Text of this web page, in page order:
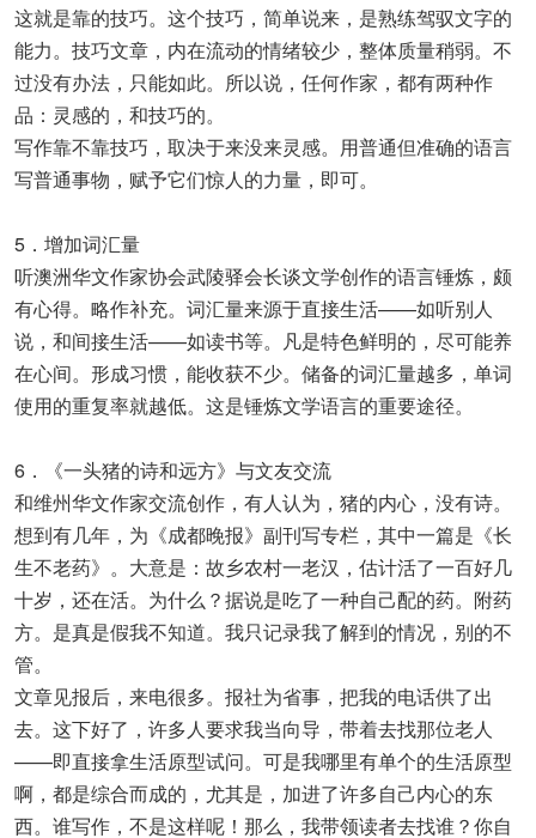
这就是靠的技巧。这个技巧，简单说来，是熟练驾驭文字的
能力。技巧文章，内在流动的情绪较少，整体质量稍弱。不
过没有办法，只能如此。所以说，任何作家，都有两种作
品：灵感的，和技巧的。
写作靠不靠技巧，取决于来没来灵感。用普通但准确的语言
写普通事物，赋予它们惊人的力量，即可。
5．增加词汇量
听澳洲华文作家协会武陵驿会长谈文学创作的语言锤炼，颇
有心得。略作补充。词汇量来源于直接生活——如听别人
说，和间接生活——如读书等。凡是特色鲜明的，尽可能养
在心间。形成习惯，能收获不少。储备的词汇量越多，单词
使用的重复率就越低。这是锤炼文学语言的重要途径。
6．《一头猪的诗和远方》与文友交流
和维州华文作家交流创作，有人认为，猪的内心，没有诗。
想到有几年，为《成都晚报》副刊写专栏，其中一篇是《长
生不老药》。大意是：故乡农村一老汉，估计活了一百好几
十岁，还在活。为什么？据说是吃了一种自己配的药。附药
方。是真是假我不知道。我只记录我了解到的情况，别的不
管。
文章见报后，来电很多。报社为省事，把我的电话供了出
去。这下好了，许多人要求我当向导，带着去找那位老人
——即直接拿生活原型试问。可是我哪里有单个的生活原型
啊，都是综合而成的，尤其是，加进了许多自己内心的东
西。谁写作，不是这样呢！那么，我带领读者去找谁？你自